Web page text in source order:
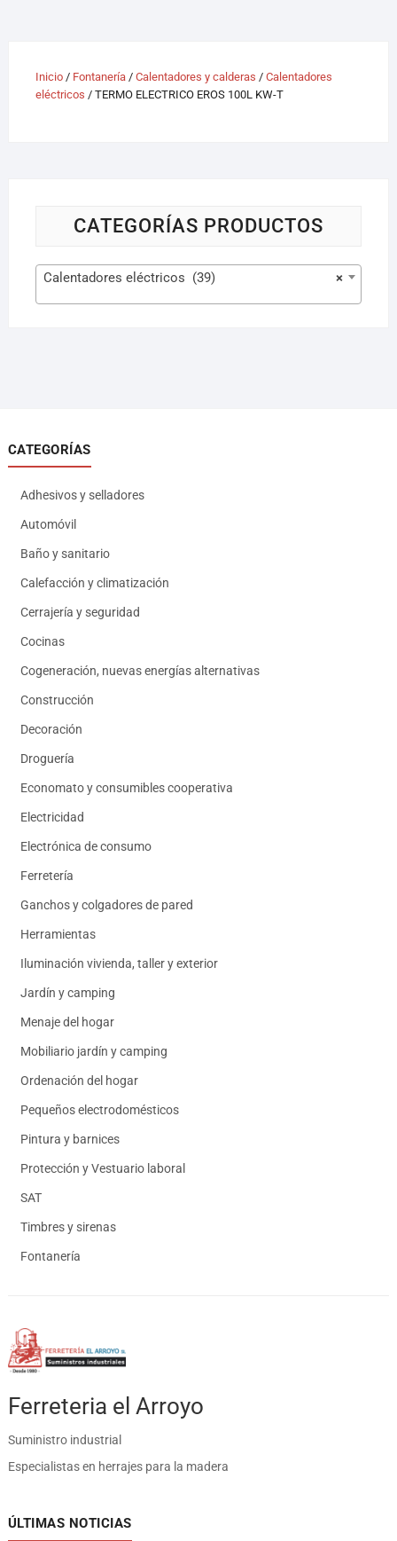
Inicio/ Fontanería/ Calentadores y calderas / Calentadores
eléctricos / TERMO ELECTRICO EROS 100L KW-T
CATEGORÍAS PRODUCTOS
×
Calentadores eléctricos (39)
CATEGORÍAS
Adhesivos y selladores
Automóvil
Baño y sanitario
Calefacción y climatización
Cerrajería y seguridad
Cocinas
Cogeneración, nuevas energías alternativas
Construcción
Decoración
Droguería
Economato y consumibles cooperativa
Electricidad
Electrónica de consumo
Ferretería
Ganchos y colgadores de pared
Herramientas
Iluminación vivienda, taller y exterior
Jardín y camping
Menaje del hogar
Mobiliario jardín y camping
Ordenación del hogar
Pequeños electrodomésticos
Pintura y barnices
Protección y Vestuario laboral
SAT
Timbres y sirenas
Fontanería
Ferreteria el Arroyo
Suministro industrial
Especialistas en herrajes para la madera
ÚLTIMAS NOTICIAS